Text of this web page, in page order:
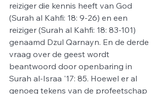
reiziger die kennis heeft van God
(Surah al Kahfi: 18: 9-26) en een
reiziger (Surah al Kahfi: 18: 83-101)
genaamd Dzul Qarnayn. En de derde
vraag over de geest wordt
beantwoord door openbaring in
Surah al-Israa '17: 85. Hoewel er al
genoeg tekens van de profeetschap